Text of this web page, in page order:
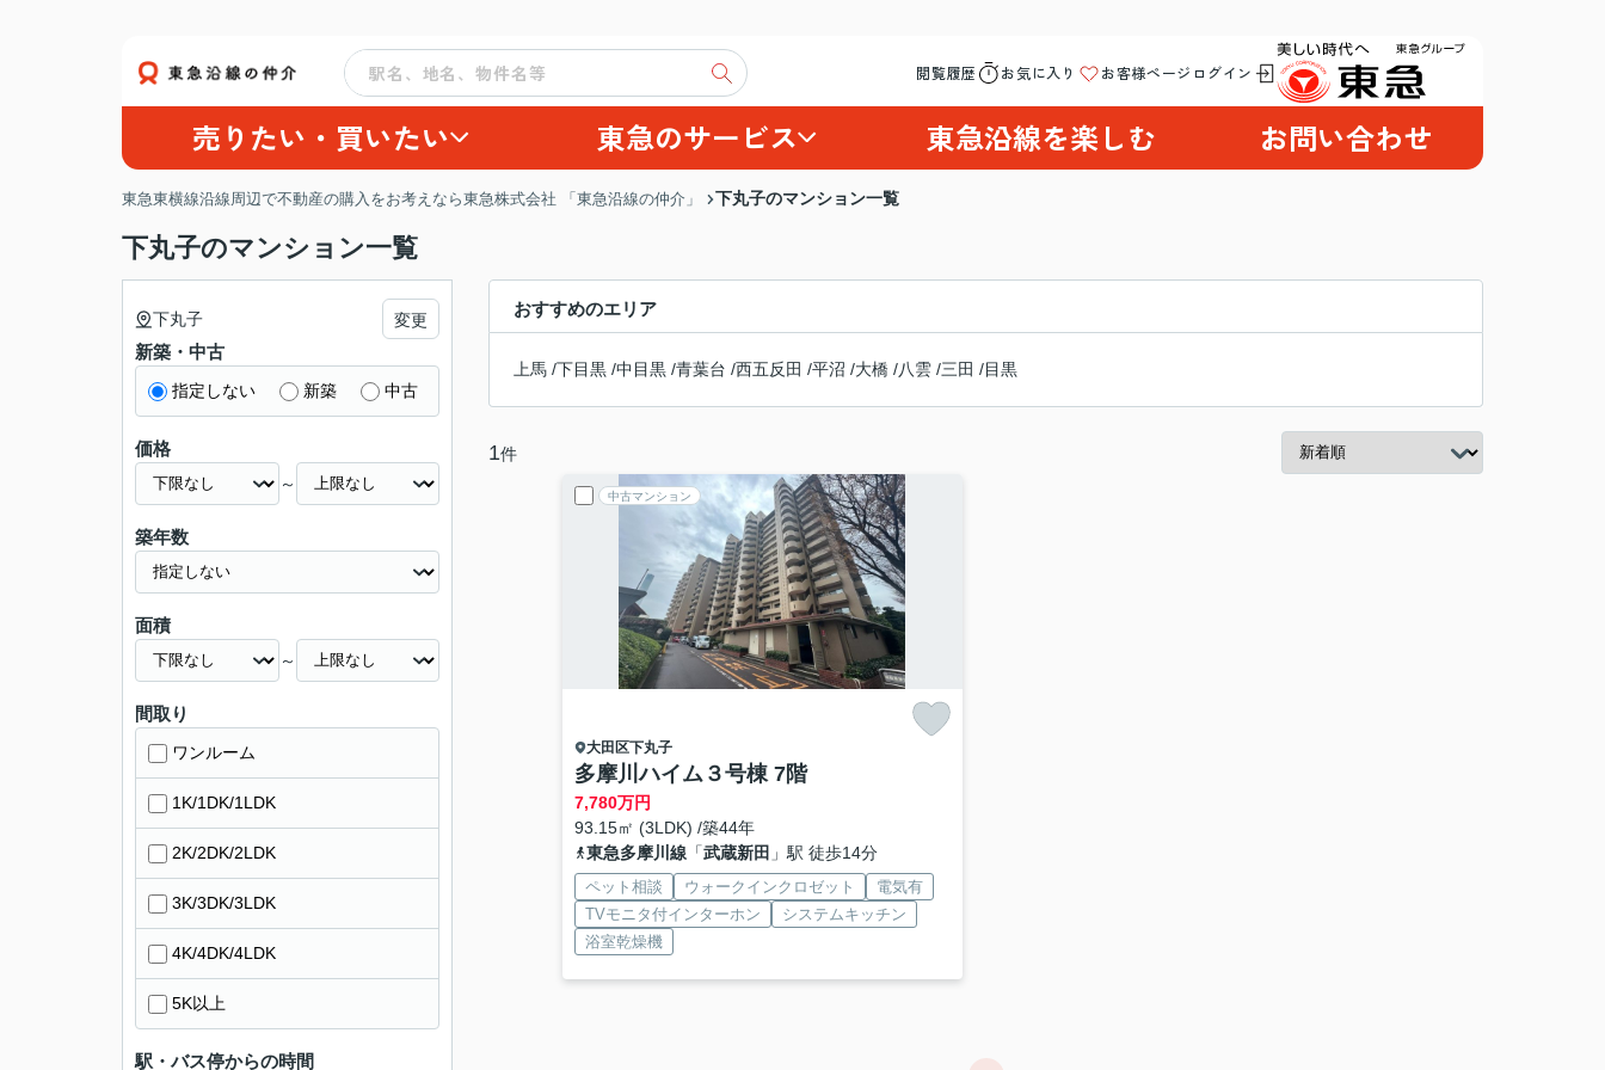
閲覧履歴 お気に入り お客様ページログイン
売りたい・買いたい 東急のサービス 東急沿線を楽しむ お問い合わせ
東急東横線沿線周辺で不動産の購入をお考えなら東急株式会社 「東急沿線の仲介」 下丸子のマンション一覧
下丸子のマンション一覧
おすすめのエリア
上馬 /下目黒 /中目黒 /青葉台 /西五反田 /平沼 /大橋 /八雲 /三田 /目黒
1件
中古マンション
大田区下丸子
多摩川ハイム３号棟 7階
7,780万円
93.15㎡ (3LDK) /築44年
東急多摩川線「武蔵新田 」駅 徒歩14分
ペット相談 ウォークインクロゼット
電気有
TVモニタ付インターホン
システムキッチン
浴室乾燥機
下丸子 変更
新築・中古
指定しない 新築 中古
価格
～
築年数
面積
～
間取り
ワンルーム
1K/1DK/1LDK
2K/2DK/2LDK
3K/3DK/3LDK
4K/4DK/4LDK
5K以上
駅・バス停からの時間